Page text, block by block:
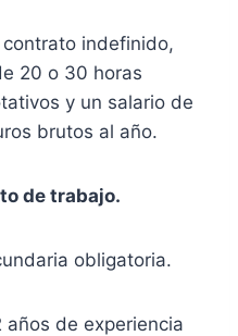
indefinido,
20 o 30 horas
y un salario de
brutos al año.
de trabajo.
obligatoria.
años de experiencia